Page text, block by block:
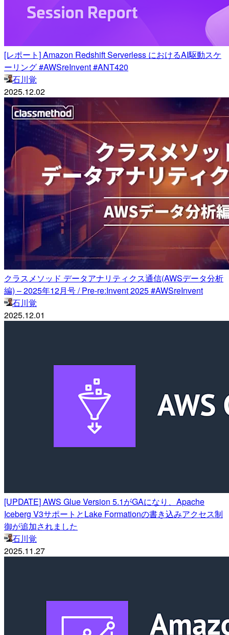
[レポート] Amazon Redshift Serverless におけるAI駆動スケ
ーリング #AWSreInvent #ANT420
石川覚
2025.12.02
クラスメソッド データアナリティクス通信(AWSデータ分析
編) – 2025年12月号 / Pre-re:Invent 2025 #AWSreInvent
石川覚
2025.12.01
[UPDATE] AWS Glue Version 5.1がGAになり、Apache
Iceberg V3サポートとLake Formationの書き込みアクセス制
御が追加されました
石川覚
2025.11.27